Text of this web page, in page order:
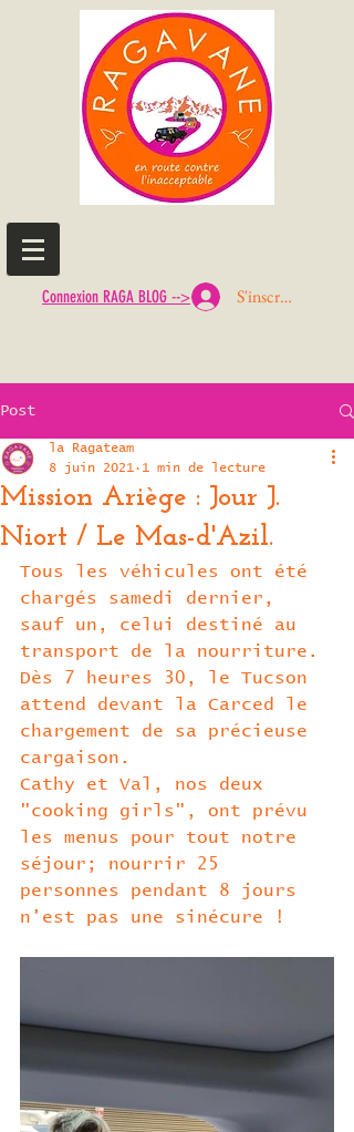
Connexion RAGA BLOG --> S'inscrire ou Se
Post
Mission Ariège : Jour J.
Niort / Le Mas-d'Azil.
la Ragateam
8 juin 2021
1 min de lecture
Tous les véhicules ont été
chargés samedi dernier,
sauf un, celui destiné au
transport de la nourriture.
Dès 7 heures 30, le Tucson
attend devant la Carced le
chargement de sa précieuse
cargaison.
Cathy et Val, nos deux
"cooking girls", ont prévu
les menus pour tout notre
séjour; nourrir 25
personnes pendant 8 jours
n'est pas une sinécure !